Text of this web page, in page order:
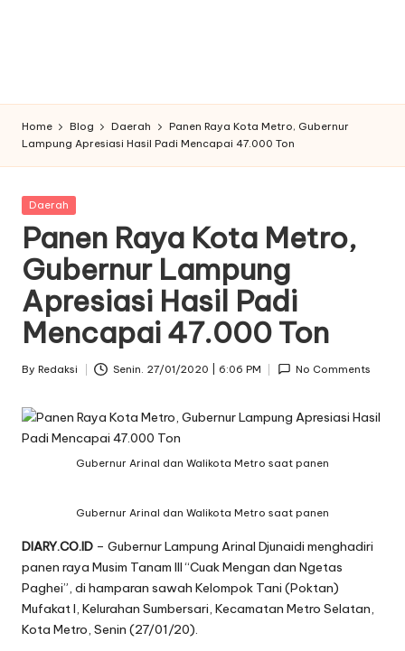
Home Blog Daerah
Panen Raya Kota Metro, Gubernur
Lampung Apresiasi Hasil Padi Mencapai 47.000 Ton
Posted
Daerah
Panen Raya Kota Metro,
Gubernur Lampung
Apresiasi Hasil Padi
Mencapai 47.000 Ton
Posted
By Redaksi Senin. 27/01/2020 | 6:06 PM No Comments
Gubernur Arinal dan Walikota Metro saat panen
Gubernur Arinal dan Walikota Metro saat panen
DIARY.CO.ID – Gubernur Lampung Arinal Djunaidi menghadiri
panen raya Musim Tanam III “Cuak Mengan dan Ngetas
Paghei”, di hamparan sawah Kelompok Tani (Poktan)
Mufakat I, Kelurahan Sumbersari, Kecamatan Metro Selatan,
Kota Metro, Senin (27/01/20).